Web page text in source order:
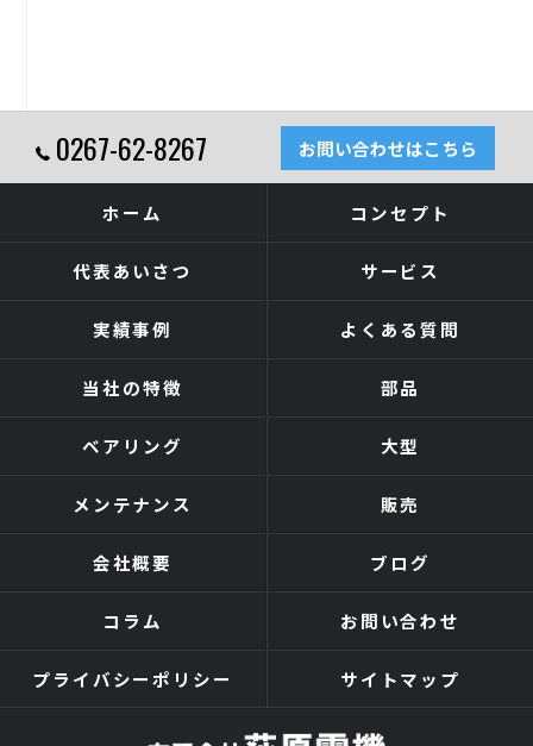
0267-62-8267 お問い合わせはこちら
ホーム コンセプト
代表あいさつ サービス
実績事例 よくある質問
当社の特徴 部品
ベアリング 大型
メンテナンス 販売
会社概要 ブログ
コラム お問い合わせ
プライバシーポリシー サイトマップ